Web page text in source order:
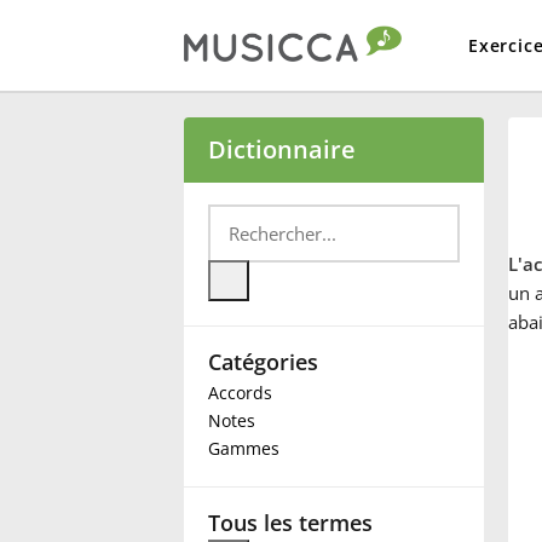
Български
Deutsch
Español
Dictionnaire
Catégories
Accords
Notes
Gammes
Tous les termes
un